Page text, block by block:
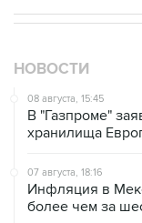
НОВОСТИ
08 августа, 15:45
В "Газпроме"
хранилища
07 августа, 18:16
Инфляция в
более чем за